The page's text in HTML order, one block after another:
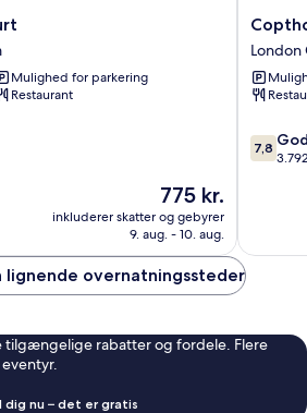
Mulighed for parkering
Restaurant
Prisen
775 kr.
775 kr.
inkluderer skatter og gebyrer
9. aug. - 10. aug.
Tara
Hotel
London
City
Centre
London
7.8
ud
7,8
lignende overnatningssteder
tilgængelige rabatter og fordele. Flere
dig nu – det er gratis